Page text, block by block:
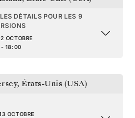
DÉTAILS POUR LES 9
OCTOBRE
18:00
, États-Unis (USA)
OCTOBRE